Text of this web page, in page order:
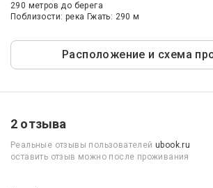
290 метров до берега
Поблизости: река Гжать: 290 м
Расположение и схема
2 отзыва
Реальные отзывы пользователейubook.ru
оставить отзыв можно после проживания